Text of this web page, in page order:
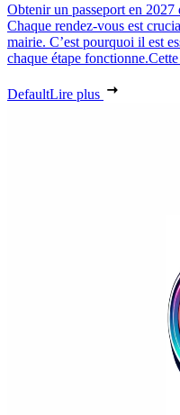
Obtenir un passeport en
Chaque rendez-vous est
mairie. C’est pourquoi il est
chaque étape
DefaultLire plus